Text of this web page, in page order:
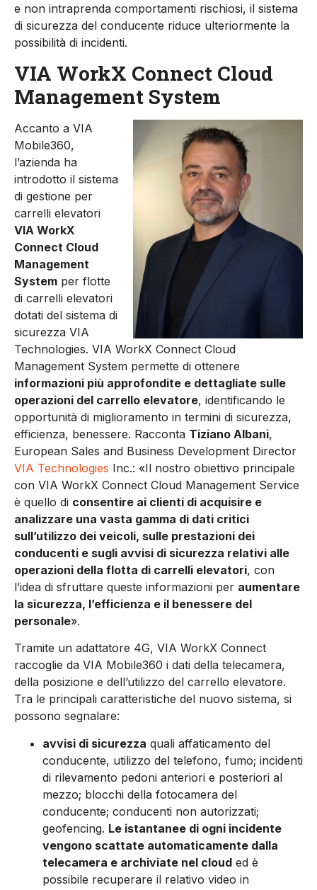
e non intraprenda comportamenti rischiosi, il sistema
di sicurezza del conducente riduce ulteriormente la
possibilità di incidenti.
VIA WorkX Connect Cloud
Management System
Accanto a VIA
Mobile360,
l’azienda ha
introdotto il sistema
di gestione per
carrelli elevatori
VIA WorkX
Connect Cloud
Management
System per flotte
di carrelli elevatori
dotati del sistema di
sicurezza VIA
Technologies. VIA WorkX Connect Cloud
Management System permette di ottenere
informazioni più approfondite e dettagliate sulle
operazioni del carrello elevatore, identificando le
opportunità di miglioramento in termini di sicurezza,
efficienza, benessere. Racconta Tiziano Albani,
European Sales and Business Development Director
VIA Technologies Inc.: «Il nostro obiettivo principale
con VIA WorkX Connect Cloud Management Service
è quello di consentire ai clienti di acquisire e
analizzare una vasta gamma di dati critici
sull’utilizzo dei veicoli, sulle prestazioni dei
conducenti e sugli avvisi di sicurezza relativi alle
operazioni della flotta di carrelli elevatori, con
l’idea di sfruttare queste informazioni per aumentare
la sicurezza, l’efficienza e il benessere del
personale».
Tramite un adattatore 4G, VIA WorkX Connect
raccoglie da VIA Mobile360 i dati della telecamera,
della posizione e dell’utilizzo del carrello elevatore.
Tra le principali caratteristiche del nuovo sistema, si
possono segnalare:
avvisi di sicurezza quali affaticamento del
conducente, utilizzo del telefono, fumo; incidenti
di rilevamento pedoni anteriori e posteriori al
mezzo; blocchi della fotocamera del
conducente; conducenti non autorizzati;
geofencing. Le istantanee di ogni incidente
vengono scattate automaticamente dalla
telecamera e archiviate nel cloud ed è
possibile recuperare il relativo video in